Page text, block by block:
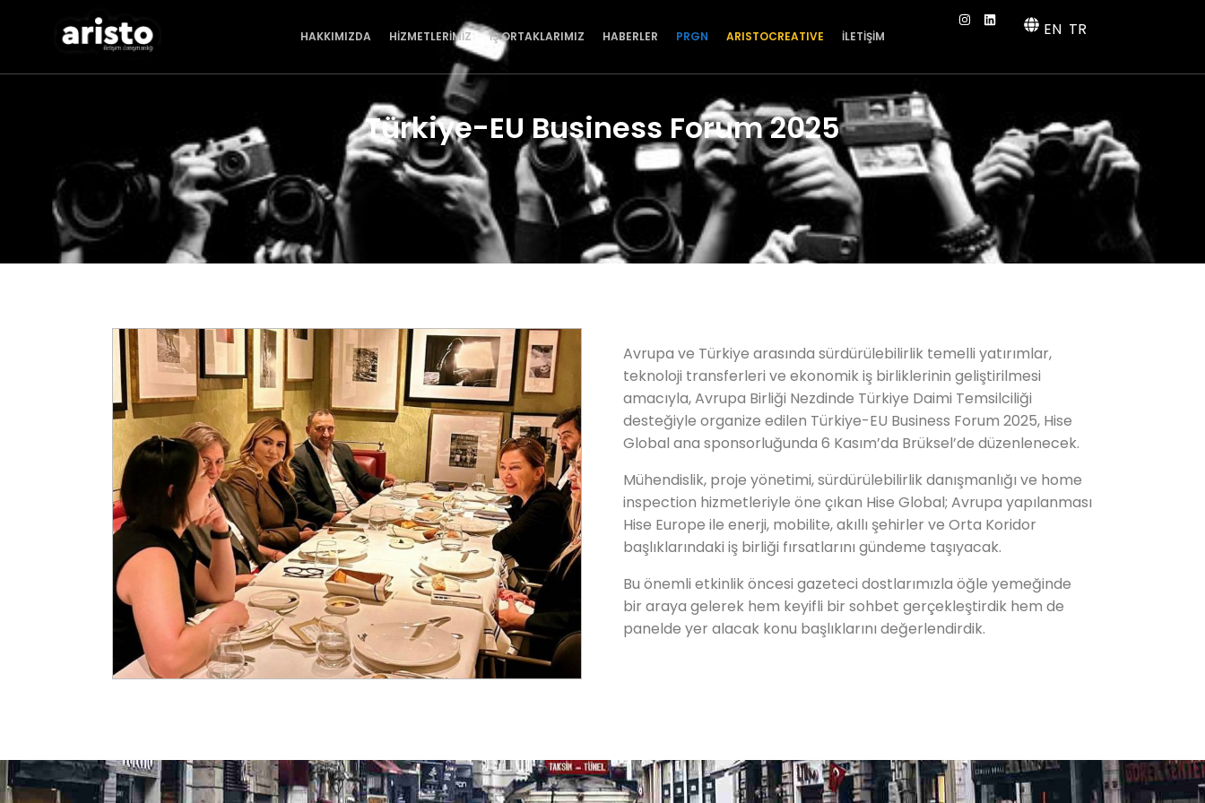
HAKKIMIZDA HİZMETLERİMİZ İŞ ORTAKLARIMIZ HABERLER PRGN ARISTOCREATIVE İLETİŞİM EN TR
Türkiye-EU Business Forum 2025
Avrupa ve Türkiye arasında sürdürülebilirlik temelli yatırımlar,
teknoloji transferleri ve ekonomik iş birliklerinin geliştirilmesi
amacıyla, Avrupa Birliği Nezdinde Türkiye Daimi Temsilciliği
desteğiyle organize edilen Türkiye-EU Business Forum 2025, Hise
Global ana sponsorluğunda 6 Kasım’da Brüksel’de düzenlenecek.
Mühendislik, proje yönetimi, sürdürülebilirlik danışmanlığı ve home
inspection hizmetleriyle öne çıkan Hise Global; Avrupa yapılanması
Hise Europe ile enerji, mobilite, akıllı şehirler ve Orta Koridor
başlıklarındaki iş birliği fırsatlarını gündeme taşıyacak.
Bu önemli etkinlik öncesi gazeteci dostlarımızla öğle yemeğinde
bir araya gelerek hem keyifli bir sohbet gerçekleştirdik hem de
panelde yer alacak konu başlıklarını değerlendirdik.